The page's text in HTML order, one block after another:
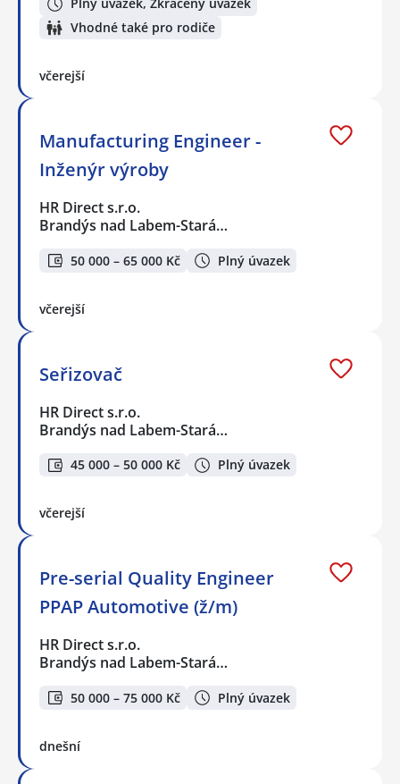
Plný úvazek, Zkrácený úvazek
Vhodné také pro rodiče
včerejší
Manufacturing Engineer -
Inženýr výroby
HR Direct s.r.o.
Brandýs nad Labem-Stará…
50 000 – 65 000 Kč Plný úvazek
včerejší
Seřizovač
HR Direct s.r.o.
Brandýs nad Labem-Stará…
45 000 – 50 000 Kč Plný úvazek
včerejší
Pre-serial Quality Engineer
PPAP Automotive (ž/m)
HR Direct s.r.o.
Brandýs nad Labem-Stará…
50 000 – 75 000 Kč Plný úvazek
dnešní